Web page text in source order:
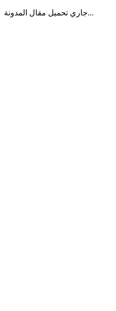
جاري تحميل مقال المدونة...